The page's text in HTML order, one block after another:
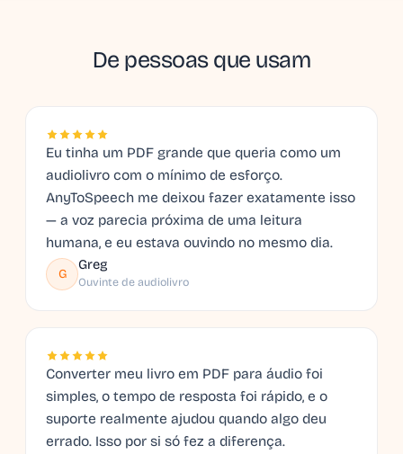
De pessoas que usam
Eu tinha um PDF grande que queria como um
audiolivro com o mínimo de esforço.
AnyToSpeech me deixou fazer exatamente isso
— a voz parecia próxima de uma leitura
humana, e eu estava ouvindo no mesmo dia.
G
Greg
Ouvinte de audiolivro
Converter meu livro em PDF para áudio foi
simples, o tempo de resposta foi rápido, e o
suporte realmente ajudou quando algo deu
errado. Isso por si só fez a diferença.